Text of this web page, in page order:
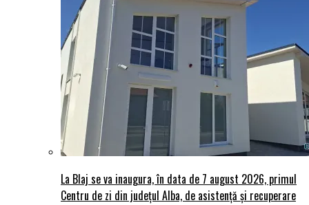
La Blaj se va inaugura, în data de 7 august 2026, primul
Centru de zi din județul Alba, de asistență și recuperare